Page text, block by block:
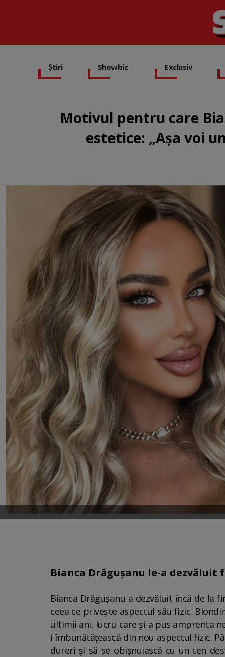
Știri Showbiz Exclusiv
Motivul pentru care
estetice: „Așa voi
Bianca Drăgușanu le-a
Bianca Drăgușanu a dezvăluit încă de la
ceea ce privește aspectul său fizic.
ultimii ani, lucru care și-a pus amprenta
i îmbunătățească din nou aspectul fizic.
dureri și să se obișnuiască cu un ten